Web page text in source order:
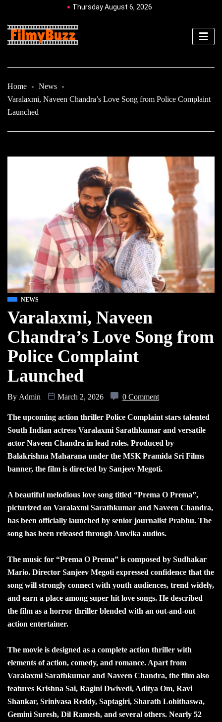
Thursday August 6, 2026
Home
News
Varalaxmi, Naveen Chandra’s Love Song from Police Complaint
Launched
NEWS
Varalaxmi, Naveen
Chandra’s Love Song from
Police Complaint
Launched
By Admin March 2, 2026 0 Comment
The upcoming action thriller Police Complaint stars talented
South Indian actress Varalaxmi Sarathkumar and versatile
actor Naveen Chandra in lead roles. Produced by
Balakrishna Maharana under the MSK Pramida Sri Films
banner, the film is directed by Sanjeev Megoti.
A beautiful melodious love song titled “Prema O Prema”,
picturized on Varalaxmi Sarathkumar and Naveen Chandra,
has been officially launched by senior journalist Prabhu. The
song has been released through Anwika audios.
The music for “Prema O Prema” is composed by Sudhakar
Mario. Director Sanjeev Megoti expressed confidence that the
song will strongly connect with youth audiences, trend widely,
and earn a place among super hit love songs. He described
the film as a horror thriller blended with an out-and-out
action entertainer.
The movie is designed as a complete action thriller with
elements of action, comedy, and romance. Apart from
Varalaxmi Sarathkumar and Naveen Chandra, the film also
features Krishna Sai, Ragini Dwivedi, Aditya Om, Ravi
Shankar, Srinivasa Reddy, Saptagiri, Sharath Lohithaswa,
Gemini Suresh, Dil Ramesh, and several others. Nearly 52